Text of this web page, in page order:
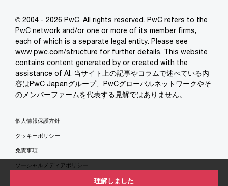
理解しました
© 2004 - 2026 PwC. All rights reserved. PwC refers to the
PwC network and/or one or more of its member firms,
each of which is a separate legal entity. Please see
www.pwc.com/structure for further details. This website
contains content generated by or created with the
assistance of AI. 当サイト上の記事やコラムで述べている内
容はPwC Japanグループ、PwCグローバルネットワークやそ
のメンバーファームを代表する見解ではありません。
個人情報保護方針
クッキーポリシー
免責事項
ソーシャルメディアポリシー